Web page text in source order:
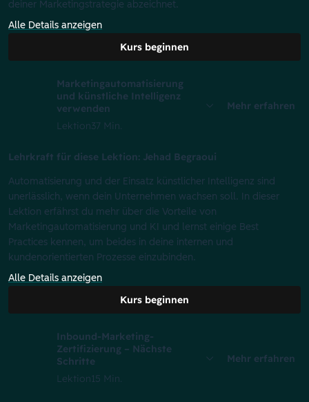
deiner Marketingstrategie abzeichnet.
Alle Details anzeigen
Kurs beginnen
Marketingautomatisierung
und künstliche Intelligenz
verwenden
Lektion37 Min.
Mehr erfahren
Lehrkraft für diese Lektion: Jehad Begraoui
Automatisierung und der Einsatz künstlicher Intelligenz sind
unerlässlich, wenn dein Unternehmen wachsen soll. In dieser
Lektion erfährst du mehr über die Vorteile von
Marketingautomatisierung und KI und lernst einige Best
Practices kennen, um beides in deine internen und
kundenorientierten Prozesse einzubinden.
Alle Details anzeigen
Kurs beginnen
Inbound-Marketing-
Zertifizierung – Nächste
Schritte
Lektion15 Min.
Mehr erfahren